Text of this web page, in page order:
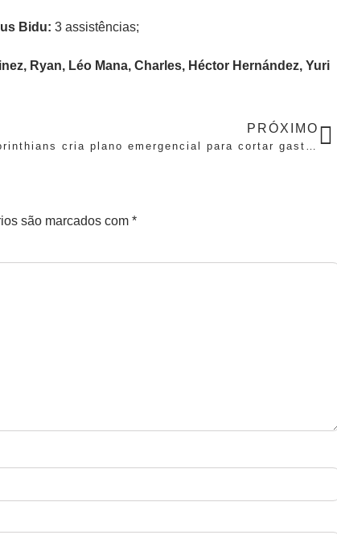
Bidu: 3 assistências;
Ryan, Léo Mana, Charles, Héctor Hernández, Yuri
PRÓXIMO
Corinthians cria plano emergencial para cortar gastos
são marcados com *